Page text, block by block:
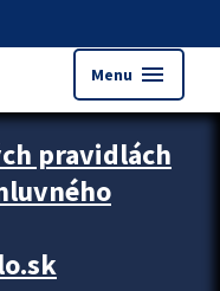
Menu menu
pravidlách